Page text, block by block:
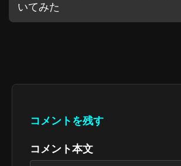
いてみた
コメントを残す
コメント本文